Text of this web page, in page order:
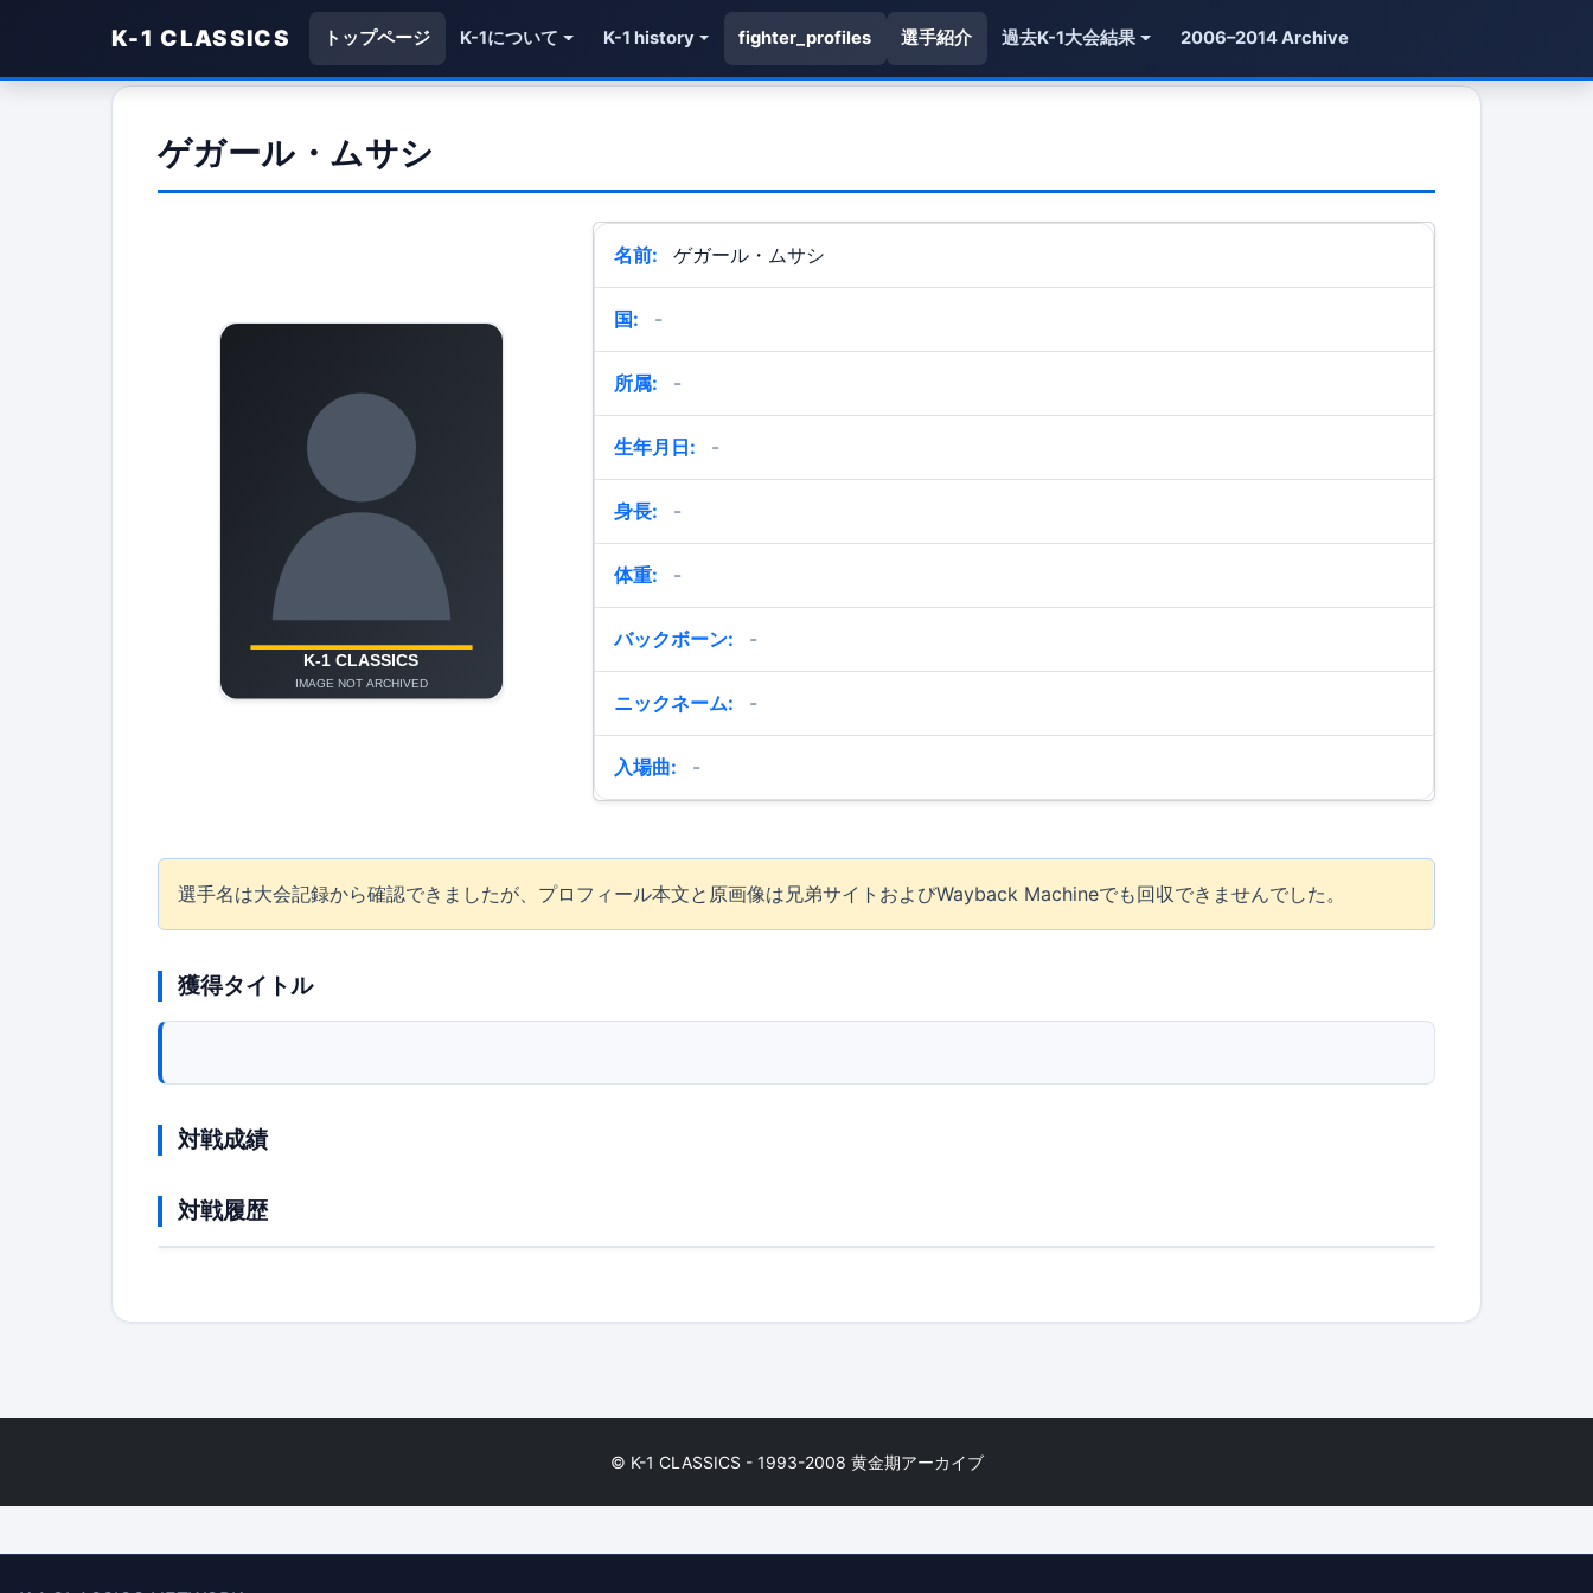
K-1 CLASSICS トップページ K-1について K-1 history fighter_profiles 選手紹介 過去K-1大会結果 2006–2014 Archive
ゲガール・ムサシ
名前: ゲガール・ムサシ
国: -
所属: -
生年月日: -
身長: -
体重: -
バックボーン: -
ニックネーム: -
入場曲: -
選手名は大会記録から確認できましたが、プロフィール本文と原画像は兄弟サイトおよびWayback Machineでも回収できませんでした。
獲得タイトル
対戦成績
対戦履歴
© K-1 CLASSICS - 1993-2008 黄金期アーカイブ